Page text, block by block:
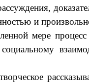
и
мере